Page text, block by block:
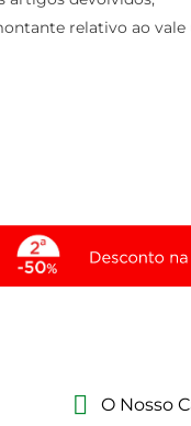
relativo ao vale
O Nosso